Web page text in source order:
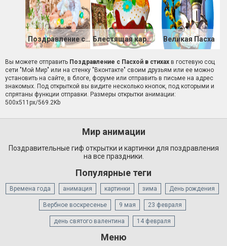
Поздравление с Пасхой Блестящая картинка Со светлой Пасхой Великая Пасха
Вы можете отправить Поздравление с Пасхой в стихах в гостевую соц
сети "Мой Мир" или на стенку "Вконтакте" своим друзьям или ее можно
установить на сайте, в блоге, форуме или отправить в письме на адрес
знакомых. Под открыткой вы видите несколько кнопок, под которыми и
спрятаны функции отправки. Размеры открытки анимации:
500x511px/569.2Kb
Мир анимации
Поздравительные гиф открытки и картинки для поздравления
на все праздники.
Популярные теги
Времена года анимация картинки зима День рождения
Вербное воскресенье 9 мая 23 февраля
день святого валентина 14 февраля
Меню